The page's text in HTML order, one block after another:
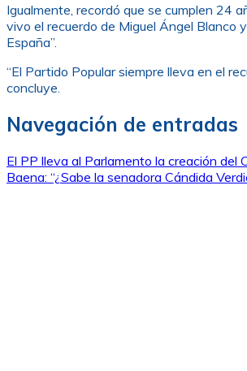
Igualmente, recordó que se cumplen 24
vivo el recuerdo de Miguel Ángel Blanco
España”.
“El Partido Popular siempre lleva en el
concluye.
Navegación de entradas
El PP lleva al Parlamento la creación del
Baena: “¿Sabe la senadora Cándida